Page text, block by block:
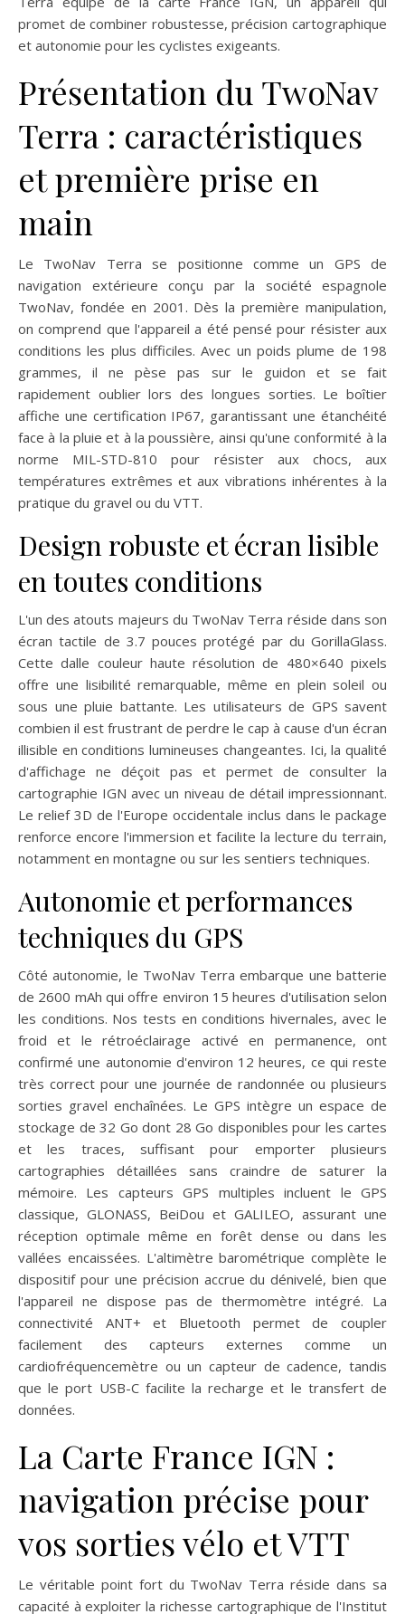
promet de combiner robustesse, précision cartographique
et autonomie pour les cyclistes exigeants.
Présentation du TwoNav
Terra : caractéristiques
et première prise en
main
Le TwoNav Terra se positionne comme un GPS de
navigation extérieure conçu par la société espagnole
TwoNav, fondée en 2001. Dès la première manipulation,
on comprend que l'appareil a été pensé pour résister aux
conditions les plus difficiles. Avec un poids plume de 198
grammes, il ne pèse pas sur le guidon et se fait
rapidement oublier lors des longues sorties. Le boîtier
affiche une certification IP67, garantissant une étanchéité
face à la pluie et à la poussière, ainsi qu'une conformité à la
norme MIL-STD-810 pour résister aux chocs, aux
températures extrêmes et aux vibrations inhérentes à la
pratique du gravel ou du VTT.
Design robuste et écran lisible
en toutes conditions
L'un des atouts majeurs du TwoNav Terra réside dans son
écran tactile de 3.7 pouces protégé par du GorillaGlass.
Cette dalle couleur haute résolution de 480×640 pixels
offre une lisibilité remarquable, même en plein soleil ou
sous une pluie battante. Les utilisateurs de GPS savent
combien il est frustrant de perdre le cap à cause d'un écran
illisible en conditions lumineuses changeantes. Ici, la qualité
d'affichage ne déçoit pas et permet de consulter la
cartographie IGN avec un niveau de détail impressionnant.
Le relief 3D de l'Europe occidentale inclus dans le package
renforce encore l'immersion et facilite la lecture du terrain,
notamment en montagne ou sur les sentiers techniques.
Autonomie et performances
techniques du GPS
Côté autonomie, le TwoNav Terra embarque une batterie
de 2600 mAh qui offre environ 15 heures d'utilisation selon
les conditions. Nos tests en conditions hivernales, avec le
froid et le rétroéclairage activé en permanence, ont
confirmé une autonomie d'environ 12 heures, ce qui reste
très correct pour une journée de randonnée ou plusieurs
sorties gravel enchaînées. Le GPS intègre un espace de
stockage de 32 Go dont 28 Go disponibles pour les cartes
et les traces, suffisant pour emporter plusieurs
cartographies détaillées sans craindre de saturer la
mémoire. Les capteurs GPS multiples incluent le GPS
classique, GLONASS, BeiDou et GALILEO, assurant une
réception optimale même en forêt dense ou dans les
vallées encaissées. L'altimètre barométrique complète le
dispositif pour une précision accrue du dénivelé, bien que
l'appareil ne dispose pas de thermomètre intégré. La
connectivité ANT+ et Bluetooth permet de coupler
facilement des capteurs externes comme un
cardiofréquencemètre ou un capteur de cadence, tandis
que le port USB-C facilite la recharge et le transfert de
données.
La Carte France IGN :
navigation précise pour
vos sorties vélo et VTT
Le véritable point fort du TwoNav Terra réside dans sa
capacité à exploiter la richesse cartographique de l'Institut